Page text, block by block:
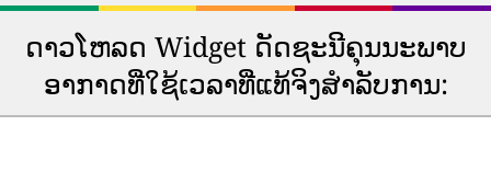
ດາວ​ໂຫລດ Widget ດັດ​ຊະ​ນີ​ຄຸນ​ນະ​ພາບ​
ອາ​ກາດ​ທີ່​ໃຊ້​ເວ​ລາ​ທີ່​ແທ້​ຈິງ​ສໍາ​ລັບ​ການ​: